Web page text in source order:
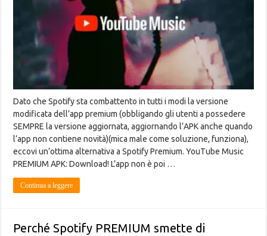
Dato che Spotify sta combattento in tutti i modi la versione
modificata dell’app premium (obbligando gli utenti a possedere
SEMPRE la versione aggiornata, aggiornando l’APK anche quando
l’app non contiene novità)(mica male come soluzione, funziona),
eccovi un’ottima alternativa a Spotify Premium. YouTube Music
PREMIUM APK: Download! L’app non è poi …
Continua a leggere
Perché Spotify PREMIUM smette di